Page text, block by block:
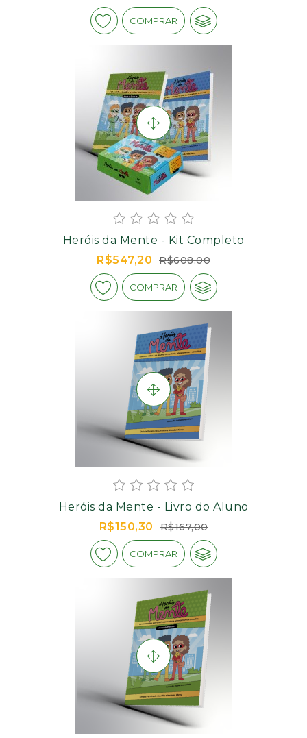
COMPRAR
Heróis da Mente - Kit Completo
R$547,20
R$608,00
COMPRAR
Heróis da Mente - Livro do Aluno
R$150,30
R$167,00
COMPRAR